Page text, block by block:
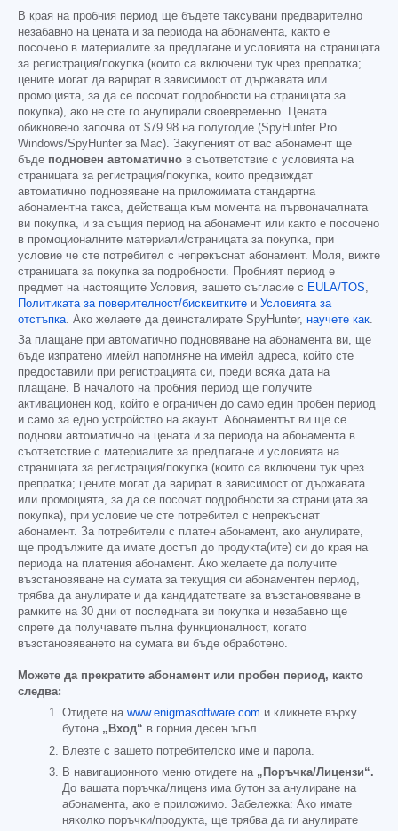
В края на пробния период ще бъдете таксувани предварително
незабавно на цената и за периода на абонамента, както е
посочено в материалите за предлагане и условията на страницата
за регистрация/покупка (които са включени тук чрез препратка;
цените могат да варират в зависимост от държавата или
промоцията, за да се посочат подробности на страницата за
покупка), ако не сте го анулирали своевременно. Цената
обикновено започва от $79.98 на полугодие (SpyHunter Pro
Windows/SpyHunter за Mac). Закупеният от вас абонамент ще
бъде подновен автоматично в съответствие с условията на
страницата за регистрация/покупка, които предвиждат
автоматично подновяване на приложимата стандартна
абонаментна такса, действаща към момента на първоначалната
ви покупка, и за същия период на абонамент или както е посочено
в промоционалните материали/страницата за покупка, при
условие че сте потребител с непрекъснат абонамент. Моля, вижте
страницата за покупка за подробности. Пробният период е
предмет на настоящите Условия, вашето съгласие с EULA/TOS,
Политиката за поверителност/бисквитките и Условията за
отстъпка. Ако желаете да деинсталирате SpyHunter, научете как.
За плащане при автоматично подновяване на абонамента ви, ще
бъде изпратено имейл напомняне на имейл адреса, който сте
предоставили при регистрацията си, преди всяка дата на
плащане. В началото на пробния период ще получите
активационен код, който е ограничен до само един пробен период
и само за едно устройство на акаунт. Абонаментът ви ще се
поднови автоматично на цената и за периода на абонамента в
съответствие с материалите за предлагане и условията на
страницата за регистрация/покупка (които са включени тук чрез
препратка; цените могат да варират в зависимост от държавата
или промоцията, за да се посочат подробности за страницата за
покупка), при условие че сте потребител с непрекъснат
абонамент. За потребители с платен абонамент, ако анулирате,
ще продължите да имате достъп до продукта(ите) си до края на
периода на платения абонамент. Ако желаете да получите
възстановяване на сумата за текущия си абонаментен период,
трябва да анулирате и да кандидатствате за възстановяване в
рамките на 30 дни от последната ви покупка и незабавно ще
спрете да получавате пълна функционалност, когато
възстановяването на сумата ви бъде обработено.
Можете да прекратите абонамент или пробен период, както
следва:
Отидете на www.enigmasoftware.com и кликнете върху
бутона „Вход“ в горния десен ъгъл.
Влезте с вашето потребителско име и парола.
В навигационното меню отидете на „Поръчка/Лицензи“.
До вашата поръчка/лиценз има бутон за анулиране на
абонамента, ако е приложимо. Забележка: Ако имате
няколко поръчки/продукта, ще трябва да ги анулирате